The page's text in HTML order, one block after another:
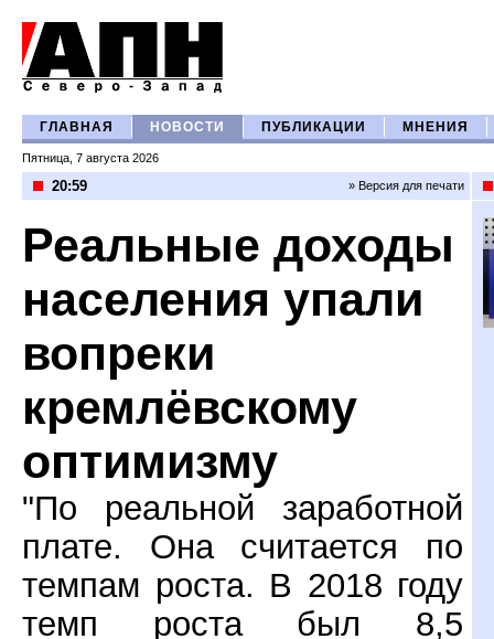
ГЛАВНАЯ НОВОСТИ ПУБЛИКАЦИИ МНЕНИЯ
Пятница, 7 августа 2026
20:59 » Версия для печати
Реальные доходы
населения упали
вопреки
кремлёвскому
оптимизму
"По реальной заработной
плате. Она считается по
темпам роста. В 2018 году
темп роста был 8,5